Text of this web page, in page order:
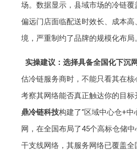
场。数据显示，县域市场的冷链覆
偏远门店面临配送时效长、成本
境，严重制约了品牌的规模化布局
实操建议：选择具备全国化下沉
估冷链服务商时，不能只看其在
考察其网络能否真正触达你的目
鼎冷链科技构建了“区域中心仓+中
网，在全国布局了45个高标仓储
干支线网络，其服务网络已覆盖全